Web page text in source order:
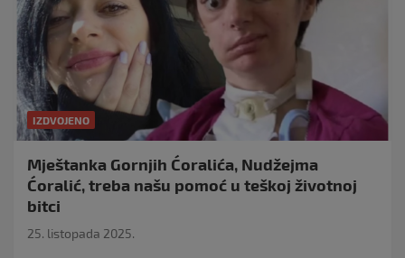
IZDVOJENO
Mještanka Gornjih Ćoralića, Nudžejma
Ćoralić, treba našu pomoć u teškoj životnoj
bitci
25. listopada 2025.